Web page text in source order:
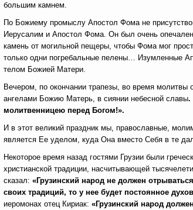
большим камнем.
По Божиему промыслу Апостол Фома не
Иерусалим и Апостол Фома. Он был очень
камень от могильной пещеры, чтобы Фома мог
только одни погребальные пелены… Изумленные
телом Божией Матери.
Вечером, по окончании трапезы, во время
ангелами Божию Матерь, в сиянии небесной славы.
молитвенницею перед Богом!».
И в этот великий праздник мы, православные,
является Ее уделом, куда Она вместо Себя в те
Некоторое время назад гостями Грузии были
христианской традиции, насчитывающей
сказал: «Грузинский народ не должен
своих традиций, то у нее будет постоянное
иеромонах отец Кириак: «Грузинский народ